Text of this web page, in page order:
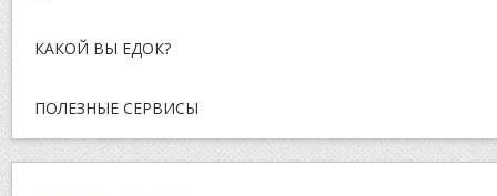
КАКОЙ ВЫ ЕДОК?
ПОЛЕЗНЫЕ СЕРВИСЫ